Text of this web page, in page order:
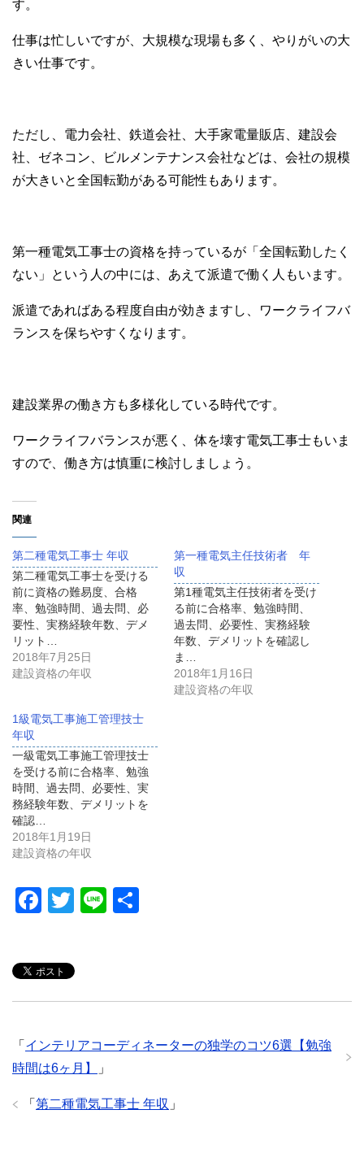
す。
仕事は忙しいですが、大規模な現場も多く、やりがいの大
きい仕事です。
ただし、電力会社、鉄道会社、大手家電量販店、建設会
社、ゼネコン、ビルメンテナンス会社などは、会社の規模
が大きいと全国転勤がある可能性もあります。
第一種電気工事士の資格を持っているが「全国転勤したく
ない」という人の中には、あえて派遣で働く人もいます。
派遣であればある程度自由が効きますし、ワークライフバ
ランスを保ちやすくなります。
建設業界の働き方も多様化している時代です。
ワークライフバランスが悪く、体を壊す電気工事士もいま
すので、働き方は慎重に検討しましょう。
関連
第二種電気工事士 年収
第二種電気工事士を受ける
前に資格の難易度、合格
率、勉強時間、過去問、必
要性、実務経験年数、デメ
リット…
2018年7月25日
建設資格の年収
第一種電気主任技術者 年
収
第1種電気主任技術者を受け
る前に合格率、勉強時間、
過去問、必要性、実務経験
年数、デメリットを確認し
ま…
2018年1月16日
建設資格の年収
1級電気工事施工管理技士
年収
一級電気工事施工管理技士
を受ける前に合格率、勉強
時間、過去問、必要性、実
務経験年数、デメリットを
確認…
2018年1月19日
建設資格の年収
F
e
b
o
k
T
er
Li
「 インテリアコーディネーターの独学のコツ6選【勉強
時間は6ヶ月】
」
「 第二種電気工事士 年収 」